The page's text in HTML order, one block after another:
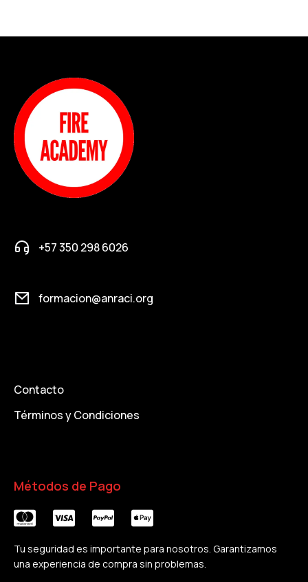
+57 350 298 6026
formacion@anraci.org
Contacto
Términos y Condiciones
Métodos de Pago
Tu seguridad es importante para nosotros. Garantizamos
una experiencia de compra sin problemas.